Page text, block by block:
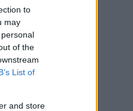
to
may
of the
List of
and store